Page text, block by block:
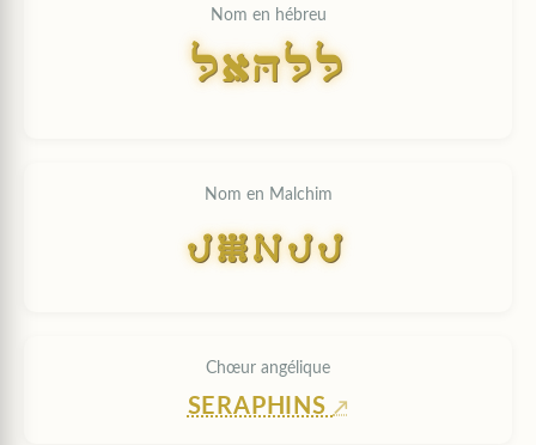
Nom en hébreu
LAHLL
Nom en Malchim
LAHLL
Chœur angélique
SERAPHINS